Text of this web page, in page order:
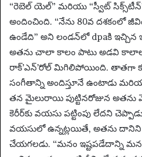
“రెబెల్ యెల్” మరియు “స్వీట్
అందించింది. “నేను 80వ దశకంలో
ఉండేది” అని లండన్‌లో dpaకి ఇచ్చిన
అతను చాలా కాలం పాటు అడవి
రాక్’ఎన్’రోల్ మిగిలిపోయింది. తాతగా
సంగీతాన్ని అందిస్తూనే ఉంటాడు
తన మైలురాయి పుట్టినరోజున అతను
కెరీర్‌కు వయసు పట్టింపు లేదని
వయసులో ఉన్నట్లయితే, అతను
చేయగలడు. “మనం ఇష్టపడేదాన్ని